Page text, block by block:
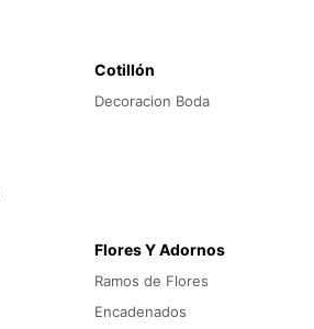
Cotillón
Decoracion Boda
Flores Y Adornos
Ramos de Flores
Encadenados